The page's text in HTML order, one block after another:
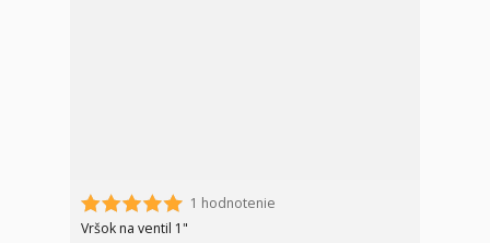
1 hodnotenie
Vršok na ventil 1"